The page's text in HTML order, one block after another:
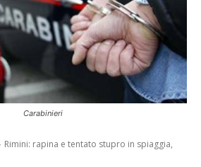
Carabinieri
Rimini: rapina e tentato stupro in spiaggia,